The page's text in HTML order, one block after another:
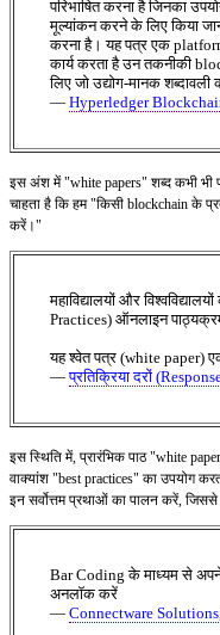
परिभाषित करना है जिनका
मूल्यांकन करने के लिए किया
करना है। यह पत्र एक
कार्य करता है उन तकनीकी
लिए जो उद्योग-मानक
— Hyperledger
इस अंश में "white papers" शब्द कभी
चाहता है कि हम "किसी blockchain के
करें।"
महाविद्यालयों और
Practices) ऑनलाइन
यह श्वेत पत्र (white paper)
—प्रतिक्रिया दरों
इस स्थिति में, प्रारंभिक पाठ "white
वाक्यांश "best practices" का उपयोग
इन सर्वोत्तम प्रथाओं का पालन करें,
Bar Coding के माध्यम से
अनलॉक करें
— Connectware